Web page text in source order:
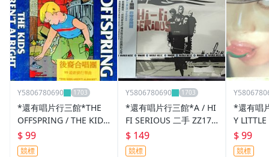
Y5806780690
*還有唱片行三館*THE
OFFSPRING / THE KIDS
AREN'T ALRI 全新 ZZ59
13(需競標)
$ 99
競標
Y5806780690
*還有唱片行三館*A / HI
FI SERIOUS 二手 ZZ176
08(競標)
$ 149
競標
*還有唱
Y
CE 二手
$ 99
競標